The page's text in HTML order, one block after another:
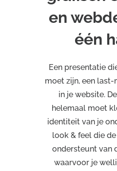
en
één
Een presentatie
moet zijn, een
in je website.
helemaal moet
identiteit van je
look & feel die
ondersteunt van
waarvoor je